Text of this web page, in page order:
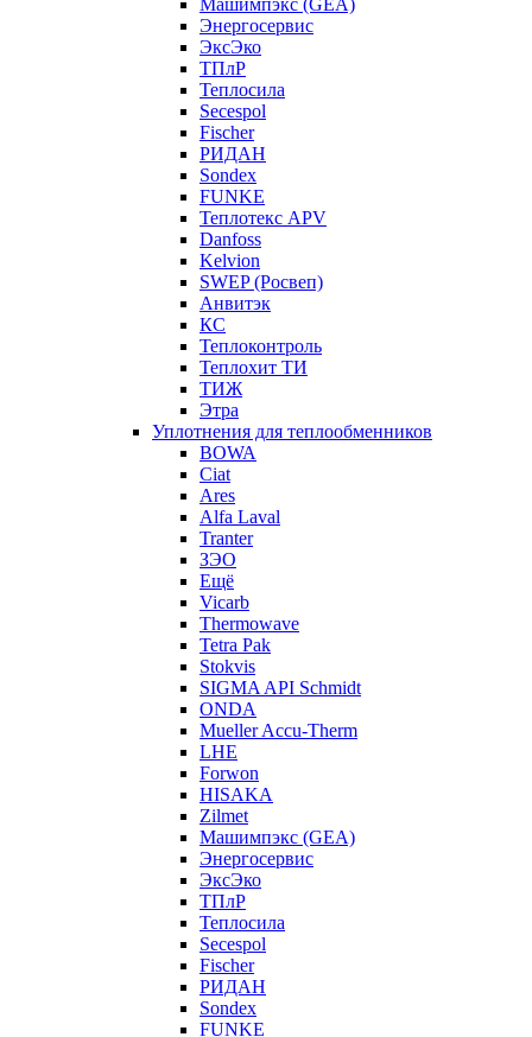
Машимпэкс (GEA)
Энергосервис
ЭксЭко
ТПлР
Теплосила
Secespol
Fischer
РИДАН
Sondex
FUNKE
Теплотекс APV
Danfoss
Kelvion
SWEP (Росвеп)
Анвитэк
КС
Теплоконтроль
Теплохит ТИ
ТИЖ
Этра
Уплотнения для теплообменников
BOWA
Ciat
Ares
Alfa Laval
Tranter
ЗЭО
Ещё
Vicarb
Thermowave
Tetra Pak
Stokvis
SIGMA API Schmidt
ONDA
Mueller Accu-Therm
LHE
Forwon
HISAKA
Zilmet
Машимпэкс (GEA)
Энергосервис
ЭксЭко
ТПлР
Теплосила
Secespol
Fischer
РИДАН
Sondex
FUNKE